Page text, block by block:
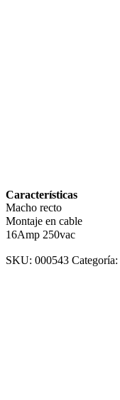
Características
Macho recto
Montaje en cable
16Amp 250vac
SKU: 000543 Categoría: